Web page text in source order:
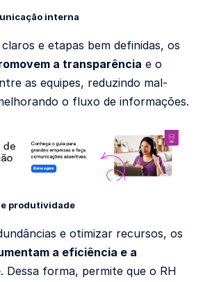
interna
e etapas bem definidas, os
a transparência e o
as equipes, reduzindo mal-
o fluxo de informações.
produtividade
e otimizar recursos, os
a eficiência e a
. Dessa forma, permite que o RH